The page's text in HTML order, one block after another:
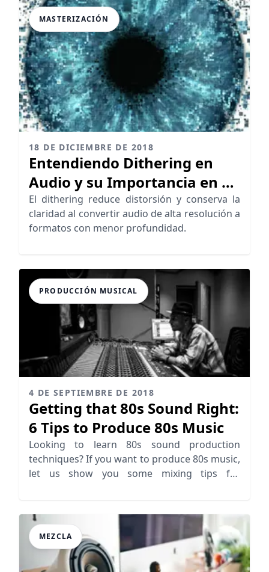
MASTERIZACIÓN
18 DE DICIEMBRE DE 2018
Entendiendo Dithering en
Audio y su Importancia en el
Mastering
El dithering reduce distorsión y conserva la
claridad al convertir audio de alta resolución a
formatos con menor profundidad.
PRODUCCIÓN MUSICAL
4 DE SEPTIEMBRE DE 2018
Getting that 80s Sound Right:
6 Tips to Produce 80s Music
Looking to learn 80s sound production
techniques? If you want to produce 80s music,
let us show you some mixing tips for
MEZCLA